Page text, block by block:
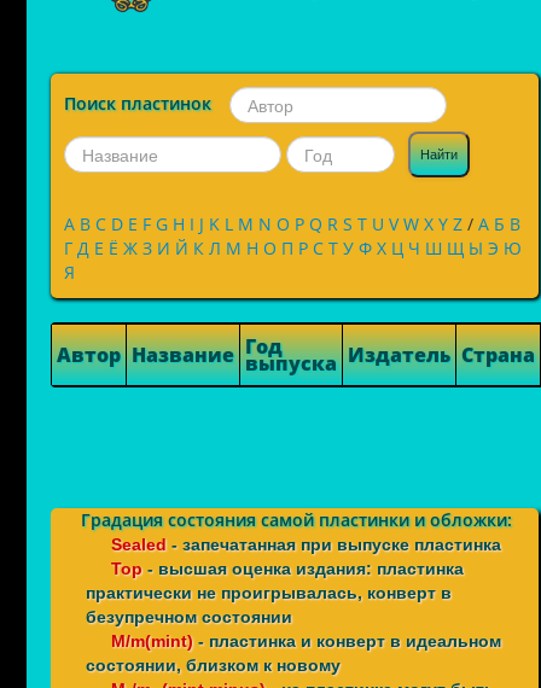
Поиск пластинок
Найти
A B C D E F G H I J K L M N O P Q R S T U V W X Y Z / А Б В
Г Д Е Ё Ж З И Й К Л М Н О П Р С Т У Ф Х Ц Ч Ш Щ Ы Э Ю
Я
Автор Название Год
выпуска Издатель Страна
Градация состояния самой пластинки и обложки:
Sealed- запечатанная при выпуске пластинка
Top- высшая оценка издания: пластинка
практически не проигрывалась, конверт в
безупречном состоянии
M/m(mint)- пластинка и конверт в идеальном
состоянии, близком к новому